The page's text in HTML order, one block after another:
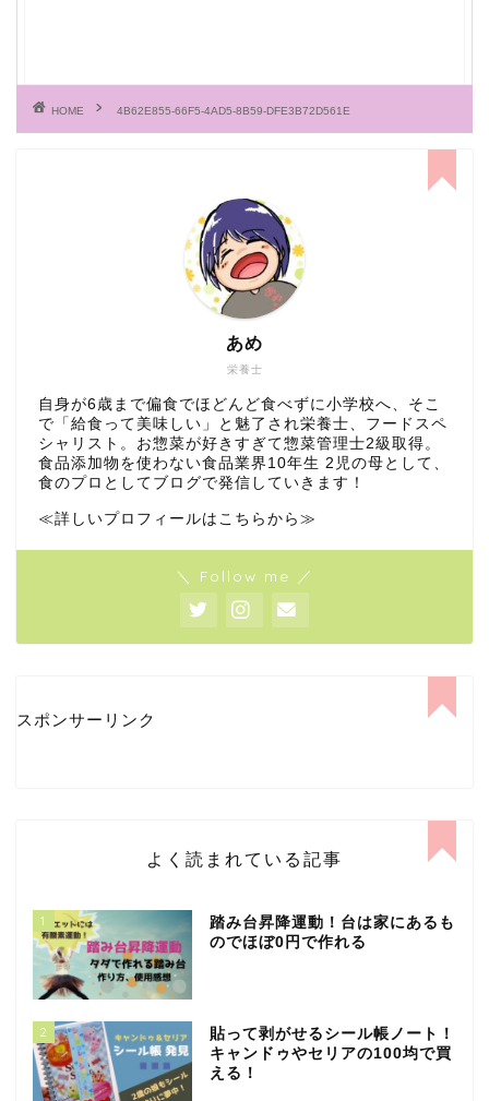
HOME 4B62E855-66F5-4AD5-8B59-DFE3B72D561E
栄養士
あめ
自身が6歳まで偏食でほどんど食べずに小学校へ、そこ
で「給食って美味しい」と魅了され栄養士、フードスペ
シャリスト。お惣菜が好きすぎて惣菜管理士2級取得。
食品添加物を使わない食品業界10年生 2児の母として、
食のプロとしてブログで発信していきます！
≪詳しいプロフィールはこちらから≫
＼ Follow me ／
スポンサーリンク
よく読まれている記事
1
踏み台昇降運動！台は家にあるも
のでほぼ0円で作れる
2
貼って剥がせるシール帳ノート！
キャンドゥやセリアの100均で買
える！